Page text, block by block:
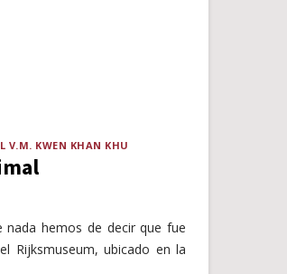
V.M. KWEN KHAN KHU
nada hemos de decir que fue
Rijksmuseum, ubicado en la